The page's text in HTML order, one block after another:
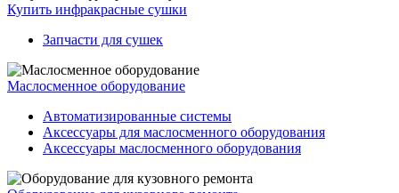
Купить инфракрасные сушки
Запчасти для сушек
Маслосменное оборудование
Автоматизированные системы
Аксессуары для маслосменного оборудования
Аксессуары маслосменного оборудования